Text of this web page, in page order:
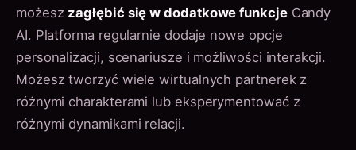
możesz zagłębić się w dodatkowe funkcjeCandy
AI. Platforma regularnie dodaje nowe opcje
personalizacji, scenariusze i możliwości interakcji.
Możesz tworzyć wiele wirtualnych partnerek z
różnymi charakterami lub eksperymentować z
różnymi dynamikami relacji.